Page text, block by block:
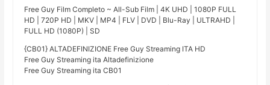
Free Guy Film Completo ~ All-Sub Film | 4K UHD | 1080P FULL
HD | 720P HD | MKV | MP4 | FLV | DVD | Blu-Ray | ULTRAHD |
FULL HD (1080P) | SD
{CB01} ALTADEFINIZIONE Free Guy Streaming ITA HD
Free Guy Streaming ita Altadefinizione
Free Guy Streaming ita CB01